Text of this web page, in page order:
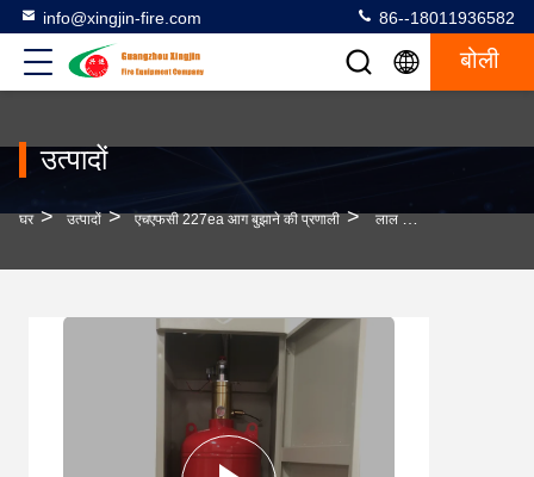
info@xingjin-fire.com 86--18011936582
बोली
उत्पादों
घर > उत्पादों > एचएफसी 227ea आग बुझाने की प्रणाली > लाल स्वचालित अग्निशामक 4L क्षमता 14-16 बार कार्य दबाव